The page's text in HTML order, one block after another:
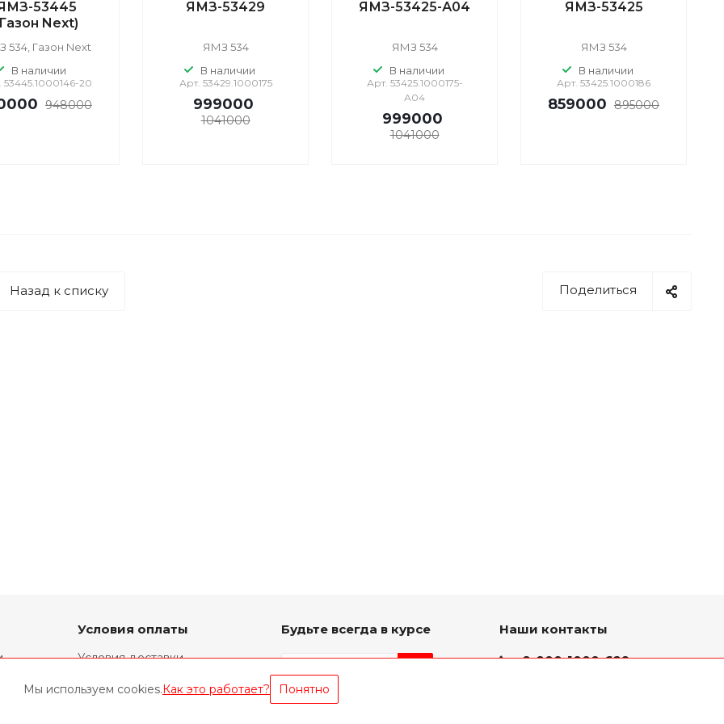
53445
Next)
534, Газон Next
В наличии
53445.1000146-20
948000
ЯМЗ-53429
ЯМЗ 534
В наличии
Арт. 53429.1000175
999000
1041000
ЯМЗ-53425-А04
ЯМЗ 534
В наличии
Арт. 53425.1000175-
А04
999000
1041000
ЯМЗ-53425
ЯМЗ 534
В наличии
Арт. 53425.1000186
859000 895000
Поделиться
Назад к списку
Условия оплаты
Условия доставки
Будьте всегда в курсе
Наши контакты
8-800-1000-629
Мы используем cookies.Как это работает? Понятно